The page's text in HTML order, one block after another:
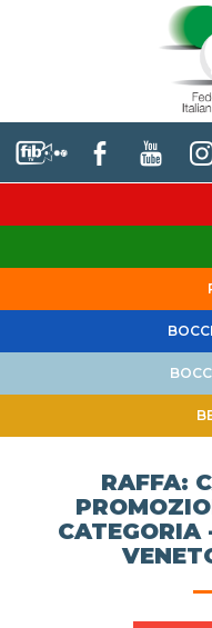
RAFFA:
CATEGORIA